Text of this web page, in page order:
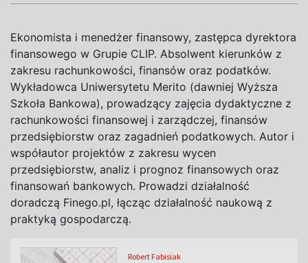
Ekonomista i menedżer finansowy, zastępca dyrektora
finansowego w Grupie CLIP. Absolwent kierunków z
zakresu rachunkowości, finansów oraz podatków.
Wykładowca Uniwersytetu Merito (dawniej Wyższa
Szkoła Bankowa), prowadzący zajęcia dydaktyczne z
rachunkowości finansowej i zarządczej, finansów
przedsiębiorstw oraz zagadnień podatkowych. Autor i
współautor projektów z zakresu wycen
przedsiębiorstw, analiz i prognoz finansowych oraz
finansowań bankowych. Prowadzi działalność
doradczą Finego.pl, łącząc działalność naukową z
praktyką gospodarczą.
Robert Fabisiak